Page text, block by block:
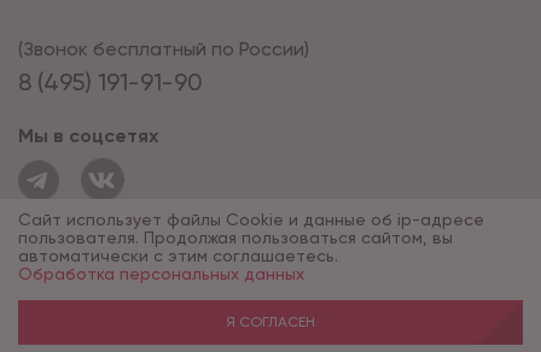
8 (495) 191-91-90
(Звонок бесплатный по России)
Мы в соцсетях
© 1994 - 2026*, «ОПУС ТД»
Сайт использует файлы Cookie и данные об ip-адресе
пользователя. Продолжая пользоваться сайтом, вы
автоматически с этим соглашаетесь.
Обработка персональных данных
Я СОГЛАСЕН